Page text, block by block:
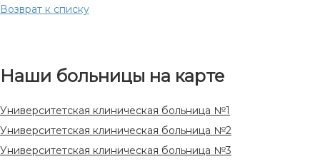
Возврат к списку
Наши больницы на карте
Университетская клиническая больница №1
Университетская клиническая больница №2
Университетская клиническая больница №3